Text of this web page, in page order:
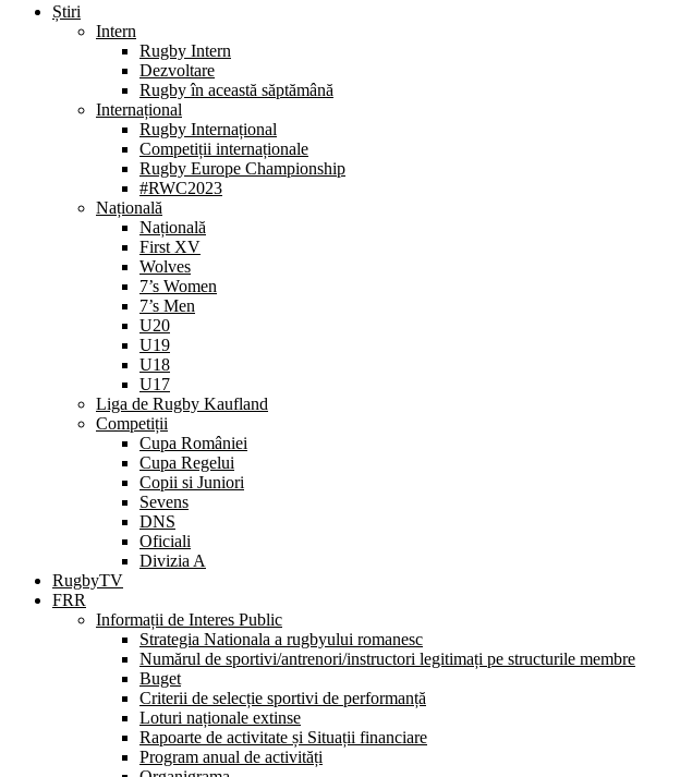
Știri
Intern
Rugby Intern
Dezvoltare
Rugby în această săptămână
Internațional
Rugby Internațional
Competiții internaționale
Rugby Europe Championship
#RWC2023
Națională
Națională
First XV
Wolves
7’s Women
7’s Men
U20
U19
U18
U17
Liga de Rugby Kaufland
Competiții
Cupa României
Cupa Regelui
Copii si Juniori
Sevens
DNS
Oficiali
Divizia A
RugbyTV
FRR
Informații de Interes Public
Strategia Nationala a rugbyului romanesc
Numărul de sportivi/antrenori/instructori legitimați pe structurile membre
Buget
Criterii de selecție sportivi de performanță
Loturi naționale extinse
Rapoarte de activitate și Situații financiare
Program anual de activități